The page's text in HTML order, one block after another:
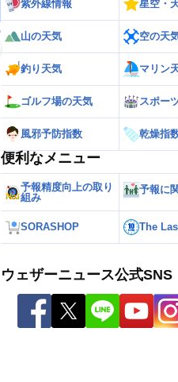
紫外線情報 星空・
山の天気 空の天
釣り天気 マリン
ゴルフ場の天気 スポー
風邪予防指数 乾燥指
便利なメニュー
予報精度向上の取り
組み
予報に
SORASHOP The
ウェザーニュース公式SNS